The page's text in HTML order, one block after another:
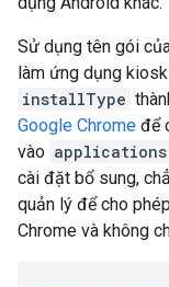
Sử dụng tên gói
làm ứng dụng
installType
Google Chrome để
vào applications
cài đặt bổ sung,
quản lý để cho
Chrome và không